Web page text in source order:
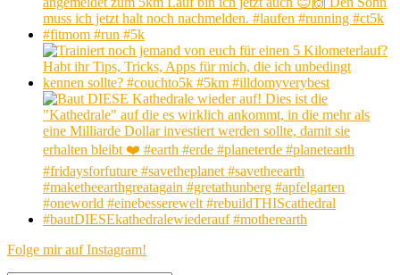
Folge mir auf Instagram!